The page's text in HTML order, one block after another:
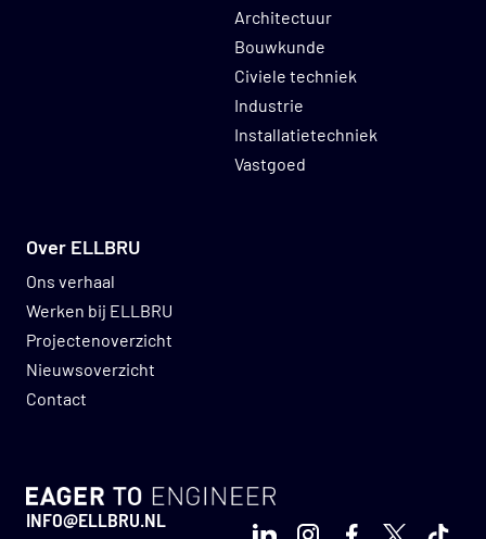
Architectuur
Bouwkunde
Civiele techniek
Industrie
Installatietechniek
Vastgoed
Over ELLBRU
Ons verhaal
Werken bij ELLBRU
Projectenoverzicht
Nieuwsoverzicht
Contact
GO TO HOMEPAGE
INFO@ELLBRU.NL